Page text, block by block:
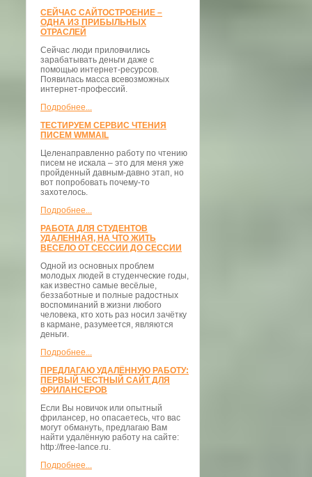
СЕЙЧАС САЙТОСТРОЕНИЕ –
ОДНА ИЗ ПРИБЫЛЬНЫХ
ОТРАСЛЕЙ
Сейчас люди приловчились
зарабатывать деньги даже с
помощью интернет-ресурсов.
Появилась масса всевозможных
интернет-профессий.
Подробнее...
ТЕСТИРУЕМ СЕРВИС ЧТЕНИЯ
ПИСЕМ WMMAIL
Целенаправленно работу по чтению
писем не искала – это для меня уже
пройденный давным-давно этап, но
вот попробовать почему-то
захотелось.
Подробнее...
РАБОТА ДЛЯ СТУДЕНТОВ
УДАЛЕННАЯ, НА ЧТО ЖИТЬ
ВЕСЕЛО ОТ СЕССИИ ДО СЕССИИ
Одной из основных проблем
молодых людей в студенческие годы,
как известно самые весёлые,
беззаботные и полные радостных
воспоминаний в жизни любого
человека, кто хоть раз носил зачётку
в кармане, разумеется, являются
деньги.
Подробнее...
ПРЕДЛАГАЮ УДАЛЁННУЮ РАБОТУ:
ПЕРВЫЙ ЧЕСТНЫЙ САЙТ ДЛЯ
ФРИЛАНСЕРОВ
Если Вы новичок или опытный
фрилансер, но опасаетесь, что вас
могут обмануть, предлагаю Вам
найти удалённую работу на сайте:
http://free-lance.ru.
Подробнее...